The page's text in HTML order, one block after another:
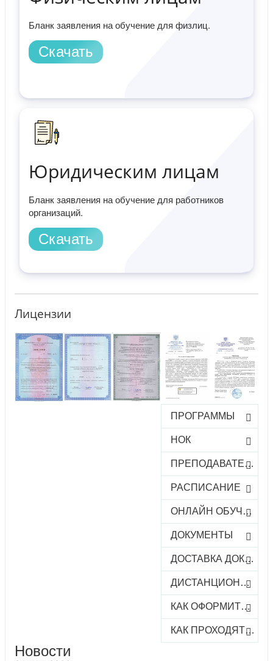
Бланк заявления на обучение для физлиц.
Скачать
Юридическим лицам
Бланк заявления на обучение для работников
организаций.
Скачать
Лицензии
ПРОГРАММЫ
НОК
ПРЕПОДАВАТЕЛИ
РАСПИСАНИЕ
ОНЛАЙН ОБУЧЕНИЕ
ДОКУМЕНТЫ
ДОСТАВКА ДОКУМЕНТОВ
ДИСТАНЦИОННОЕ ОБУЧЕНИЕ
КАК ОФОРМИТЬ ЗАКАЗ КУРСА
КАК ПРОХОДЯТ ОНЛАЙН-КУРСЫ
Новости